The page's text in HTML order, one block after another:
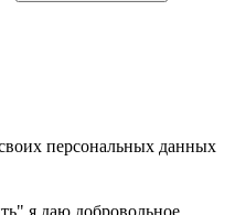
персональных данных
я даю добровольное